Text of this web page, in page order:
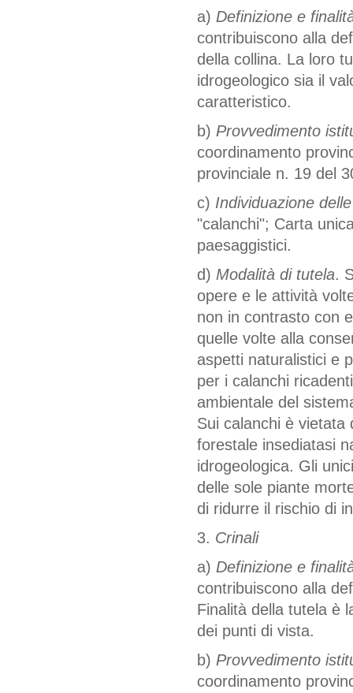
a) Definizione e
contribuiscono alla
della collina. La loro
idrogeologico sia il
caratteristico.
b) Provvedimento
coordinamento
provinciale n. 19 del
c) Individuazione
"calanchi"; Carta
paesaggistici.
d) Modalità di tutela.
opere e le attività
non in contrasto con
quelle volte alla
aspetti naturalistici e
per i calanchi
ambientale del
Sui calanchi è vietata
forestale insediatasi
idrogeologica. Gli
delle sole piante
di ridurre il rischio di
3. Crinali
a) Definizione e
contribuiscono alla
Finalità della tutela è
dei punti di vista.
b) Provvedimento
coordinamento